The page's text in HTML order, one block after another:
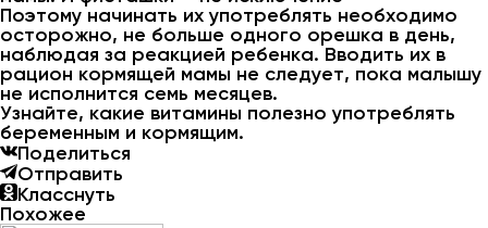
Поэтому начинать их употреблять необходимо
осторожно, не больше одного орешка в день,
наблюдая за реакцией ребенка. Вводить их в
рацион кормящей мамы не следует, пока малышу
не исполнится семь месяцев.
Узнайте, какие витамины полезно употреблять
беременным и кормящим.
Поделиться
Отправить
Класснуть
Похожее